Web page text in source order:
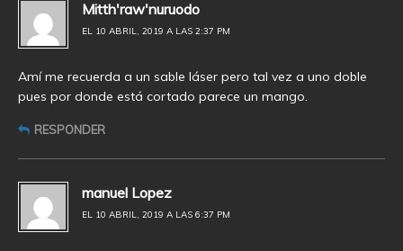
Mitth'raw'nuruodo
EL 10 ABRIL, 2019 A LAS 2:37 PM
Amí me recuerda a un sable láser pero tal vez a uno doble
pues por donde está cortado parece un mango.
RESPONDER
manuel Lopez
EL 10 ABRIL, 2019 A LAS 6:37 PM